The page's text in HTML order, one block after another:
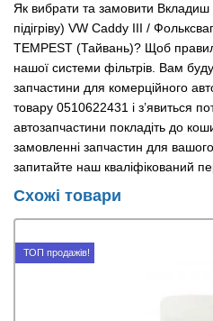
Як вибрати та замовити Вкладиш
підігріву) VW Caddy III /
TEMPEST (Тайвань)? Щоб
нашої системи фільтрів. Вам
запчастини для комерційного
товару 0510622431 і з’явиться
автозапчастини покладіть до
замовленні запчастин для
запитайте наш кваліфікований
Схожі товари
ТОП продажів!